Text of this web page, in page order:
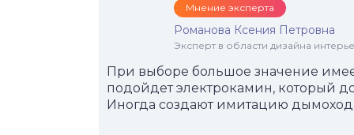
Мнение эксперта
Романова Ксения Петровна
Эксперт в области дизайна
При выборе большое значение
подойдет электрокамин, который
Иногда создают имитацию